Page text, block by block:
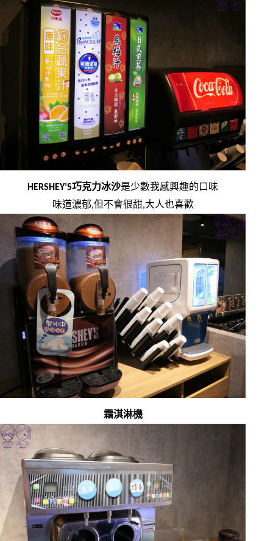
HERSHEY’S巧克力冰沙是少數我感興趣的口味
味道濃郁,但不會很甜,大人也喜歡
霜淇淋機